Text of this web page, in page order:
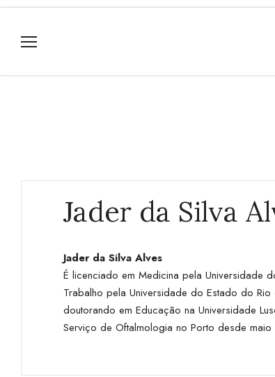
Jader da Silva
Jader da Silva Alves
É licenciado em Medicina pela Universidade
Trabalho pela Universidade do Estado do
doutorando em Educação na Universidade
Serviço de Oftalmologia no Porto desde